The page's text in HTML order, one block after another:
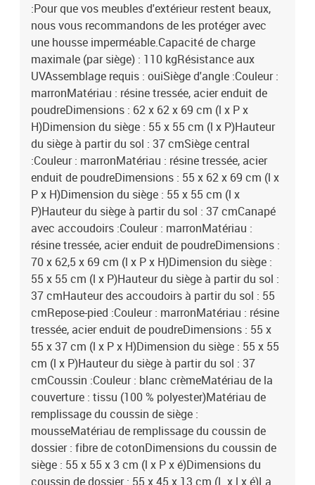
:Pour que vos meubles d'extérieur restent beaux,
nous vous recommandons de les protéger avec
une housse imperméable.Capacité de charge
maximale (par siège) : 110 kgRésistance aux
UVAssemblage requis : ouiSiège d'angle :Couleur :
marronMatériau : résine tressée, acier enduit de
poudreDimensions : 62 x 62 x 69 cm (l x P x
H)Dimension du siège : 55 x 55 cm (l x P)Hauteur
du siège à partir du sol : 37 cmSiège central
:Couleur : marronMatériau : résine tressée, acier
enduit de poudreDimensions : 55 x 62 x 69 cm (l x
P x H)Dimension du siège : 55 x 55 cm (l x
P)Hauteur du siège à partir du sol : 37 cmCanapé
avec accoudoirs :Couleur : marronMatériau :
résine tressée, acier enduit de poudreDimensions :
70 x 62,5 x 69 cm (l x P x H)Dimension du siège :
55 x 55 cm (l x P)Hauteur du siège à partir du sol :
37 cmHauteur des accoudoirs à partir du sol : 55
cmRepose-pied :Couleur : marronMatériau : résine
tressée, acier enduit de poudreDimensions : 55 x
55 x 37 cm (l x P x H)Dimension du siège : 55 x 55
cm (l x P)Hauteur du siège à partir du sol : 37
cmCoussin :Couleur : blanc crèmeMatériau de la
couverture : tissu (100 % polyester)Matériau de
remplissage du coussin de siège :
mousseMatériau de remplissage du coussin de
dossier : fibre de cotonDimensions du coussin de
siège : 55 x 55 x 3 cm (l x P x é)Dimensions du
coussin de dossier : 55 x 45 x 13 cm (L x l x é)La